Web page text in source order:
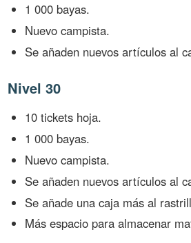
1 000 bayas.
Nuevo campista.
Se añaden nuevos artículos al
Nivel 30
10 tickets hoja.
1 000 bayas.
Nuevo campista.
Se añaden nuevos artículos al
Se añade una caja más al
Más espacio para almacenar